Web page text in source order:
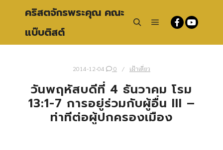
คริสตจักรพระคุณ คณะ
แบ๊บติสต์
2014-12-04 0 เฝ้าเดี่ยว
วันพฤหัสบดีที่ 4 ธันวาคม โรม
13:1-7 การอยู่ร่วมกับผู้อื่น III –
ท่าทีต่อผู้ปกครองเมือง